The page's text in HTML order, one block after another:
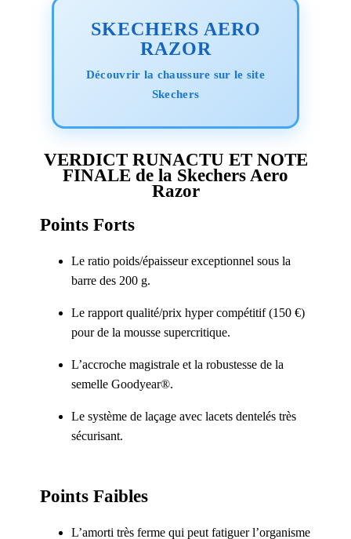
SKECHERS AERO
RAZOR
Découvrir la chaussure sur le site
Skechers
VERDICT RUNACTU ET NOTE
FINALE de la Skechers Aero
Razor
Points Forts
Le ratio poids/épaisseur exceptionnel sous la
barre des 200 g.
Le rapport qualité/prix hyper compétitif (150 €)
pour de la mousse supercritique.
L’accroche magistrale et la robustesse de la
semelle Goodyear®.
Le système de laçage avec lacets dentelés très
sécurisant.
Points Faibles
L’amorti très ferme qui peut fatiguer l’organisme